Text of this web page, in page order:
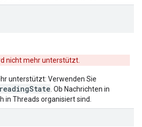
nicht mehr unterstützt.
unterstützt: Verwenden Sie
. Ob Nachrichten in
in Threads organisiert sind.